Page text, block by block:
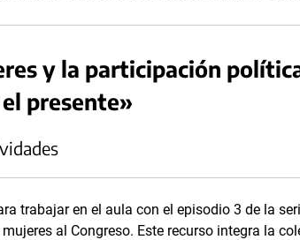
y la participación
presente»
trabajar en el aula con el episodio 3 de la
al Congreso. Este recurso integra la